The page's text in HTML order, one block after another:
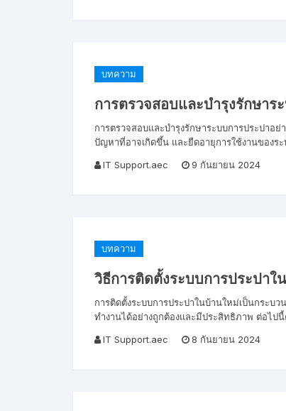
บทความ
การตรวจสอบและบำรุงรักษาร
การตรวจสอบและบำรุงรักษาระบบการประปาอ
ปัญหาที่อาจเกิดขึ้น และยืดอายุการใช้งานของร
IT Support.aec
9 กันยายน 2024
บทความ
วิธีการติดตั้งระบบการประปาใ
การติดตั้งระบบการประปาในบ้านใหม่เป็นกระบ
ทำงานได้อย่างถูกต้องและมีประสิทธิภาพ ต่อไป
IT Support.aec
8 กันยายน 2024